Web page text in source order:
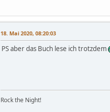
18. Mai 2020, 08:20:03
PS aber das Buch lese ich trotzdem
Rock the Night!